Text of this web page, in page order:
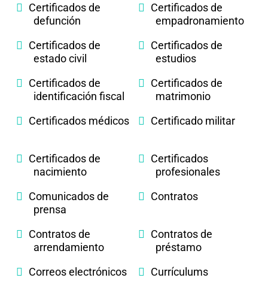
Certificados de
defunción
Certificados de
empadronamiento
Certificados de
estado civil
Certificados de
estudios
Certificados de
identificación fiscal
Certificados de
matrimonio
Certificados médicos
Certificado militar
Certificados de
nacimiento
Certificados
profesionales
Comunicados de
prensa
Contratos
Contratos de
arrendamiento
Contratos de
préstamo
Correos electrónicos
Currículums